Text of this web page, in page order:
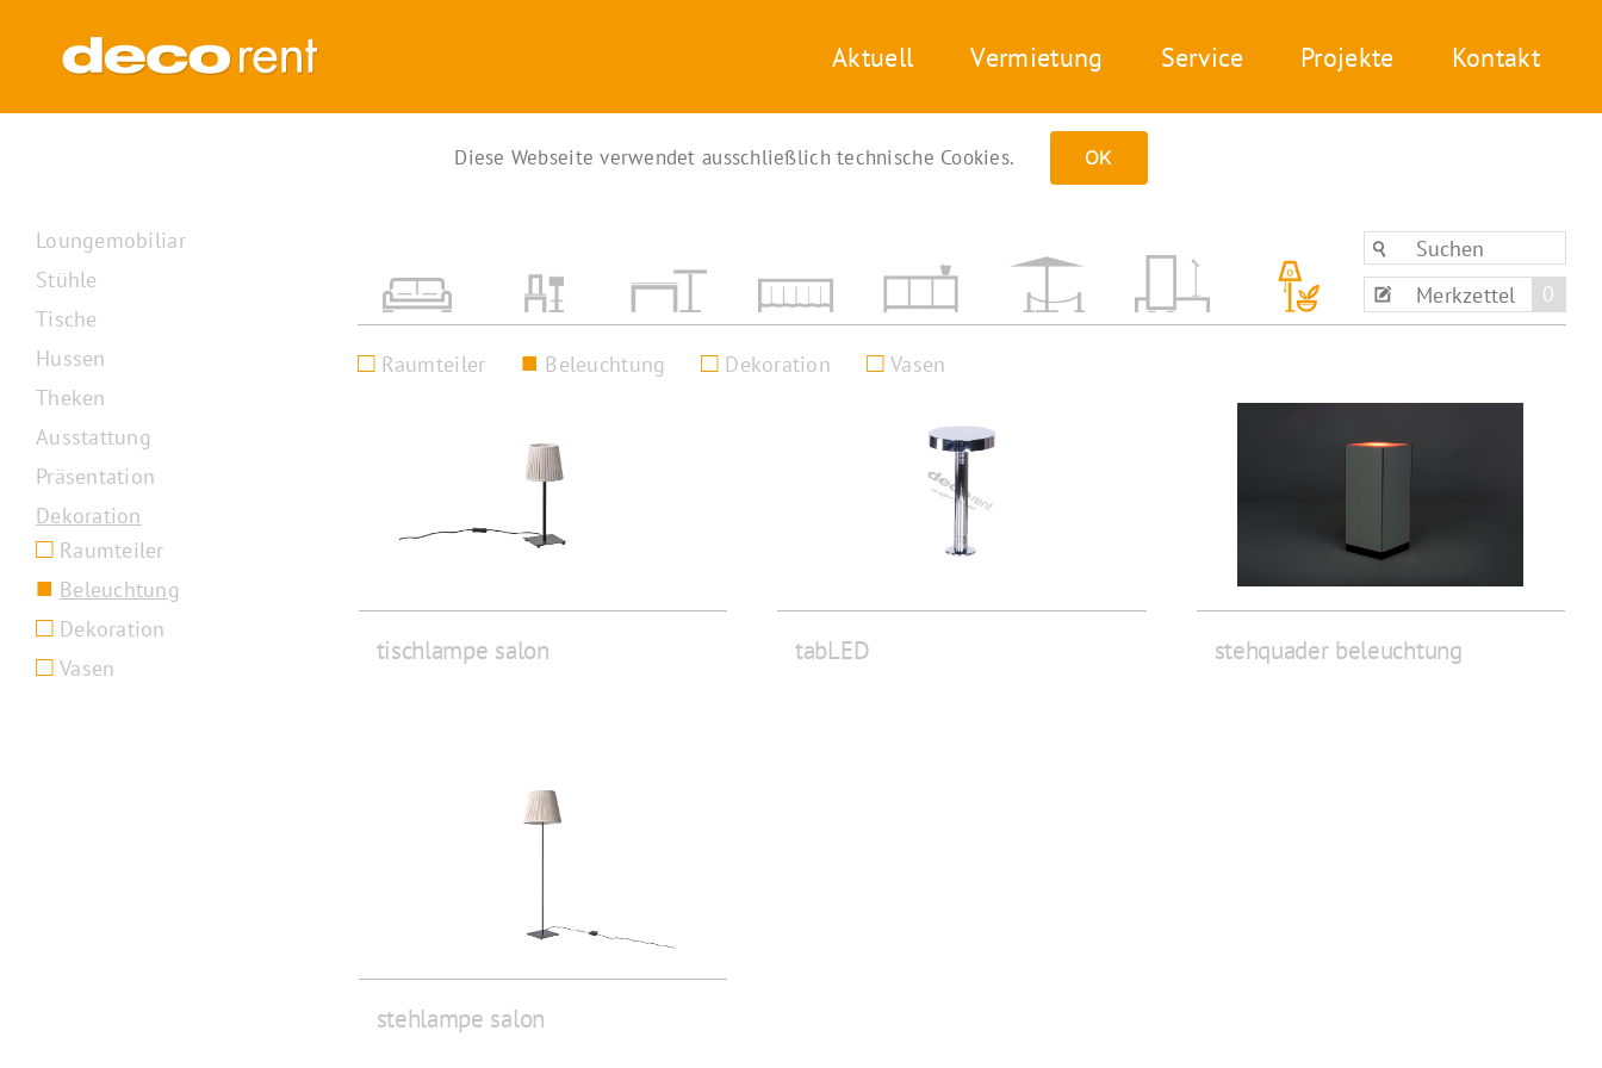
springen
Aktuell Vermietung Service Projekte Kontakt
Merkzettel 0
Raumteiler Beleuchtung Dekoration Vasen
tischlampe salon tabLED stehquader beleuchtung
stehlampe salon
Loungemobiliar
Stühle
Tische
Hussen
Theken
Ausstattung
Präsentation
Dekoration
Raumteiler
Beleuchtung
Dekoration
Vasen
Diese Webseite verwendet ausschließlich technische Cookies. OK